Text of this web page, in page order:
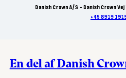
Danish Crown A/S - Danish Crown
+45 8919
En del af Danish